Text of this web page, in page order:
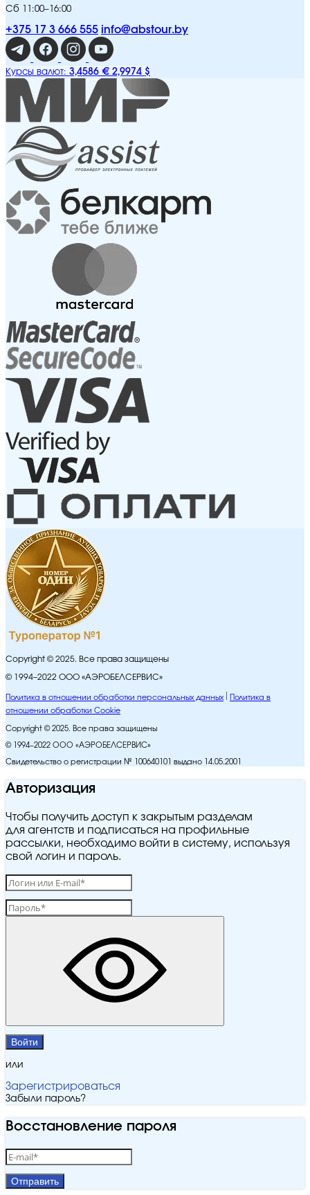
Сб 11:00–16:00
+375 17 3 666 555 info@abstour.by
Курсы валют: 3,4586 € 2,9974 $
Copyright © 2025. Все права защищены
© 1994–2022 ООО «АЭРОБЕЛСЕРВИС»
Политика в отношении обработки персональных данных
Политика в
отношении обработки Cookie
Copyright © 2025. Все права защищены
© 1994–2022 ООО «АЭРОБЕЛСЕРВИС»
Свидетельство о регистрации № 100640101 выдано 14.05.2001
Авторизация
Чтобы получить доступ к закрытым разделам
для агентств и подписаться на профильные
рассылки, необходимо войти в систему, используя
свой логин и пароль.
Войти
или
Зарегистрироваться
Забыли пароль?
Восстановление пароля
Отправить